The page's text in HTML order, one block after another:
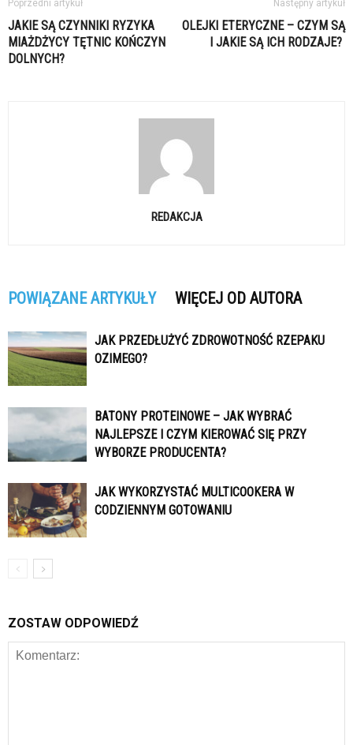
Poprzedni artykuł
JAKIE SĄ CZYNNIKI RYZYKA
MIAŻDŻYCY TĘTNIC KOŃCZYN
DOLNYCH?
Następny artykuł
OLEJKI ETERYCZNE – CZYM SĄ
I JAKIE SĄ ICH RODZAJE?
REDAKCJA
POWIĄZANE ARTYKUŁY WIĘCEJ OD AUTORA
JAK PRZEDŁUŻYĆ ZDROWOTNOŚĆ RZEPAKU
OZIMEGO?
BATONY PROTEINOWE – JAK WYBRAĆ
NAJLEPSZE I CZYM KIEROWAĆ SIĘ PRZY
WYBORZE PRODUCENTA?
JAK WYKORZYSTAĆ MULTICOOKERA W
CODZIENNYM GOTOWANIU
ZOSTAW ODPOWIEDŹ